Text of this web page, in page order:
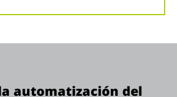
automatización del